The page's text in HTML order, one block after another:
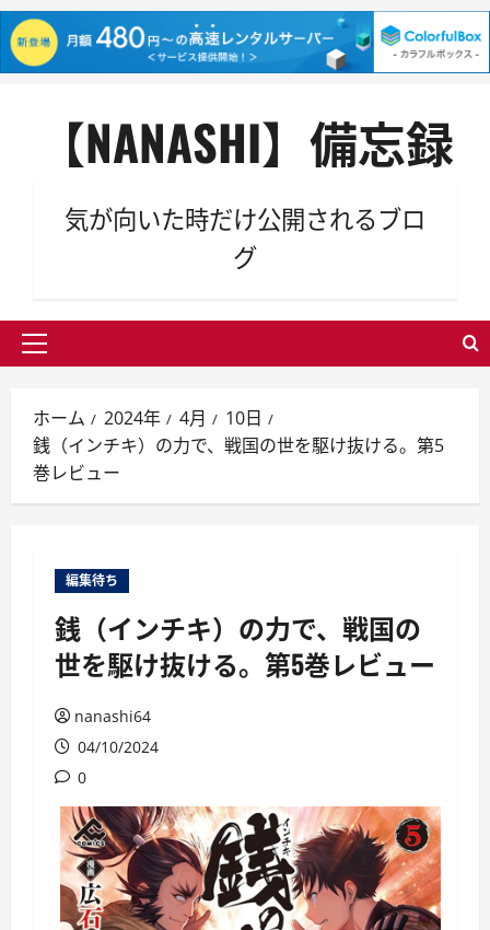
【NANASHI】備忘録
気が向いた時だけ公開されるブロ
グ
メ
ン
メ
ニ
ュ
ホーム 2024年 4月
10日
銭（インチキ）の力で、戦国の世を駆け抜ける。第5
巻レビュー
編集待ち
銭（インチキ）の力で、戦国の
世を駆け抜ける。第5巻レビュー
nanashi64
04/10/2024
0